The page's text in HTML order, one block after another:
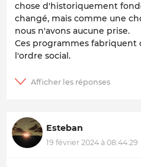
chose d'historiquement
changé, mais comme une
nous n'avons aucune prise.
Ces programmes fabriquent
l'ordre social.
Esteban
19 février 2024 à 08:44:29